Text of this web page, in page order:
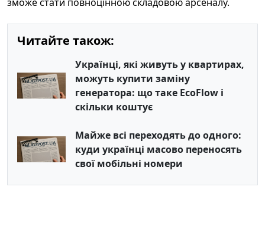
Читайте також:
Українці, які живуть у квартирах,
можуть купити заміну
генератора: що таке EcoFlow і
скільки коштує
Майже всі переходять до одного:
куди українці масово переносять
свої мобільні номери